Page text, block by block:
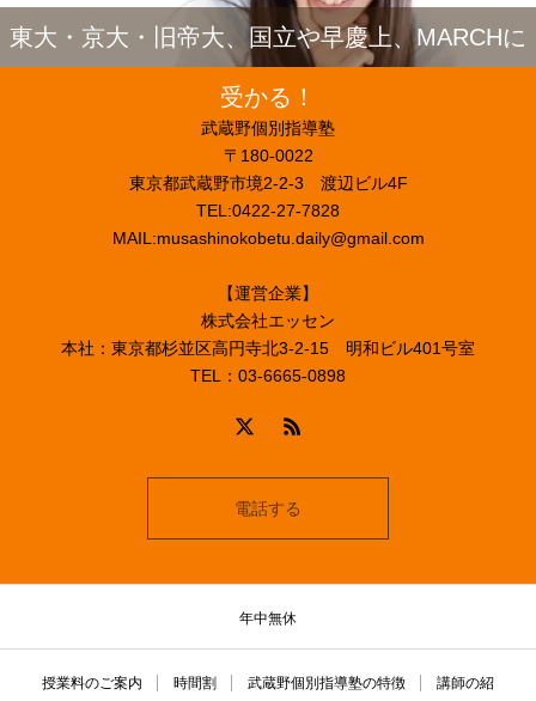
東大・京大・旧帝大、国立や早慶上、MARCHに
受かる！
武蔵野個別指導塾
〒180-0022
東京都武蔵野市境2-2-3 渡辺ビル4F
TEL:0422-27-7828
MAIL:musashinokobetu.daily@gmail.com
【運営企業】
株式会社エッセン
本社：東京都杉並区高円寺北3-2-15 明和ビル401号室
TEL：03-6665-0898
電話する
年中無休
授業料のご案内 時間割 武蔵野個別指導塾の特徴 講師の紹